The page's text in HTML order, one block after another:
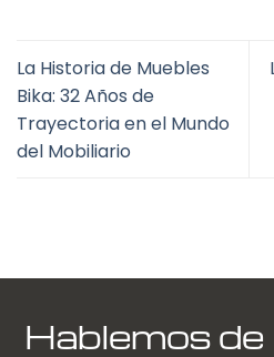
La Historia de Muebles
Bika: 32 Años de
Trayectoria en el Mundo
del Mobiliario
Hablemos